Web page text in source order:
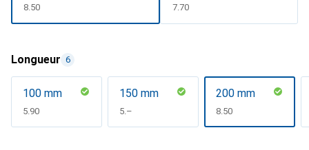
CHF
8.50 CHF
7.70
Longueur 6
100 mm
CHF
5.90
150 mm
CHF
5.–
200 mm
CHF
8.50